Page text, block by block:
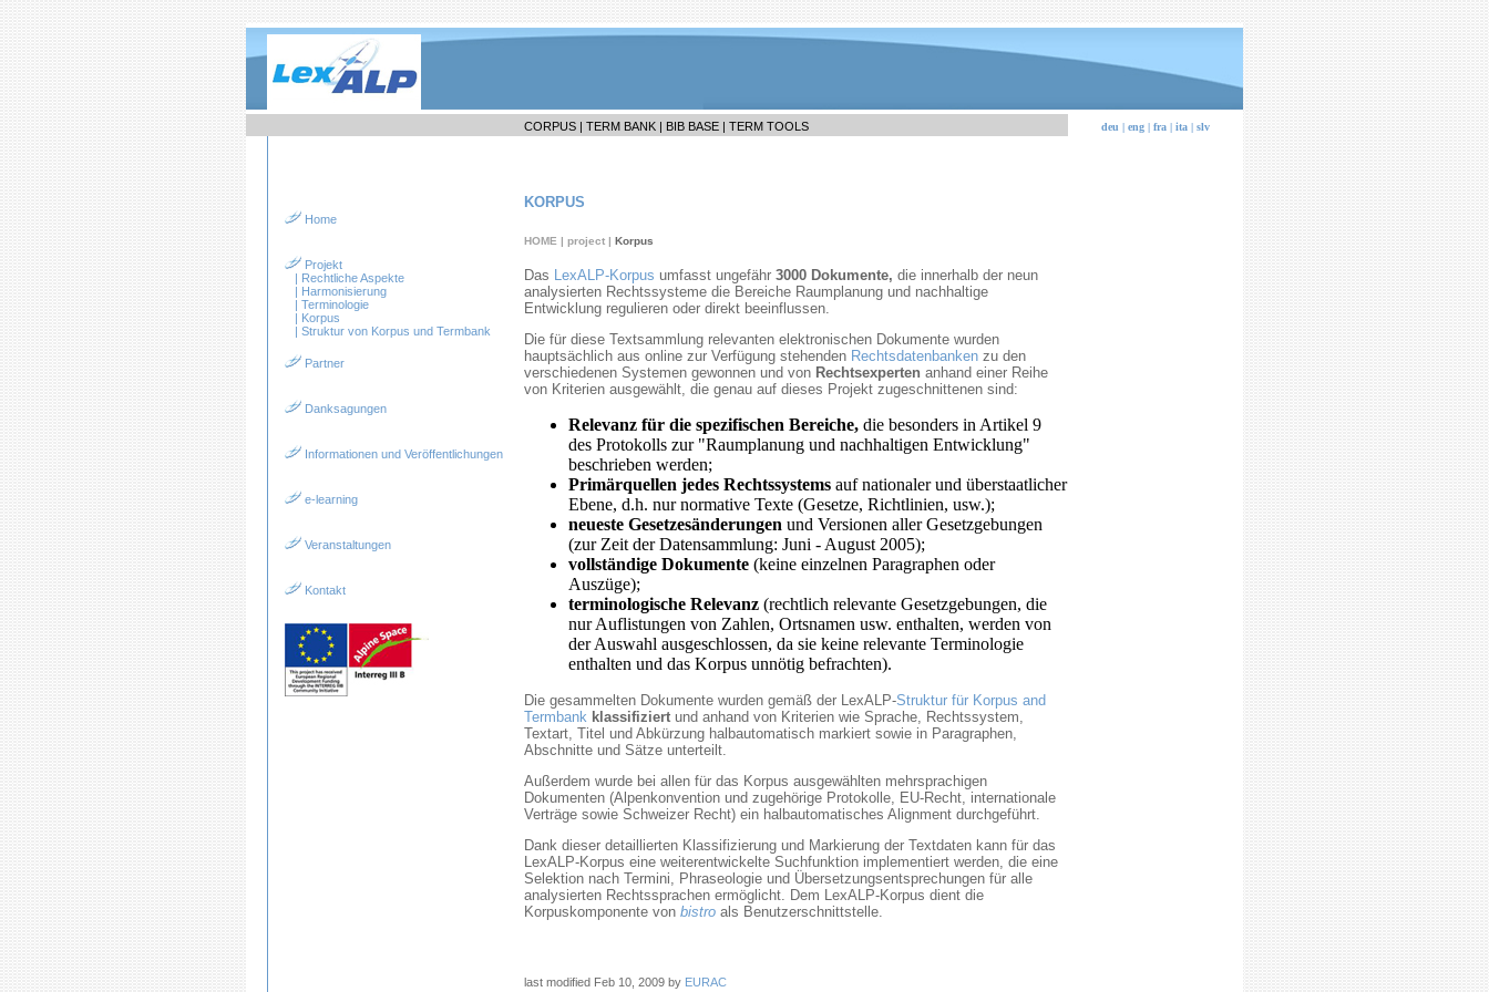
CORPUS | TERM BANK | BIB BASE | TERM TOOLS deu | eng | fra | ita | slv
Home
Projekt
| Rechtliche Aspekte
| Harmonisierung
| Terminologie
| Korpus
| Struktur von Korpus und Termbank
Partner
Danksagungen
Informationen und Veröffentlichungen
e-learning
Veranstaltungen
Kontakt
KORPUS
HOME | project | Korpus
Das LexALP-Korpus umfasst ungefähr 3000 Dokumente, die innerhalb der neun
analysierten Rechtssysteme die Bereiche Raumplanung und nachhaltige
Entwicklung regulieren oder direkt beeinflussen.
Die für diese Textsammlung relevanten elektronischen Dokumente wurden
hauptsächlich aus online zur Verfügung stehenden Rechtsdatenbanken zu den
verschiedenen Systemen gewonnen und von Rechtsexperten anhand einer Reihe
von Kriterien ausgewählt, die genau auf dieses Projekt zugeschnittenen sind:
Relevanz für die spezifischen Bereiche, die besonders in Artikel 9
des Protokolls zur "Raumplanung und nachhaltigen Entwicklung"
beschrieben werden;
Primärquellen jedes Rechtssystems auf nationaler und überstaatlicher
Ebene, d.h. nur normative Texte (Gesetze, Richtlinien, usw.);
neueste Gesetzesänderungen und Versionen aller Gesetzgebungen
(zur Zeit der Datensammlung: Juni - August 2005);
vollständige Dokumente (keine einzelnen Paragraphen oder
Auszüge);
terminologische Relevanz (rechtlich relevante Gesetzgebungen, die
nur Auflistungen von Zahlen, Ortsnamen usw. enthalten, werden von
der Auswahl ausgeschlossen, da sie keine relevante Terminologie
enthalten und das Korpus unnötig befrachten).
Die gesammelten Dokumente wurden gemäß der LexALP-Struktur für Korpus and
Termbank klassifiziert und anhand von Kriterien wie Sprache, Rechtssystem,
Textart, Titel und Abkürzung halbautomatisch markiert sowie in Paragraphen,
Abschnitte und Sätze unterteilt.
Außerdem wurde bei allen für das Korpus ausgewählten mehrsprachigen
Dokumenten (Alpenkonvention und zugehörige Protokolle, EU-Recht, internationale
Verträge sowie Schweizer Recht) ein halbautomatisches Alignment durchgeführt.
Dank dieser detaillierten Klassifizierung und Markierung der Textdaten kann für das
LexALP-Korpus eine weiterentwickelte Suchfunktion implementiert werden, die eine
Selektion nach Termini, Phraseologie und Übersetzungsentsprechungen für alle
analysierten Rechtssprachen ermöglicht. Dem LexALP-Korpus dient die
Korpuskomponente von bistro als Benutzerschnittstelle.
last modified Feb 10, 2009 by EURAC